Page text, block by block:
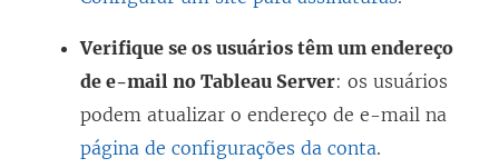
Verifique se os usuários têm um endereço
de e-mail no Tableau Server: os usuários
podem atualizar o endereço de e-mail na
página de configurações da conta.